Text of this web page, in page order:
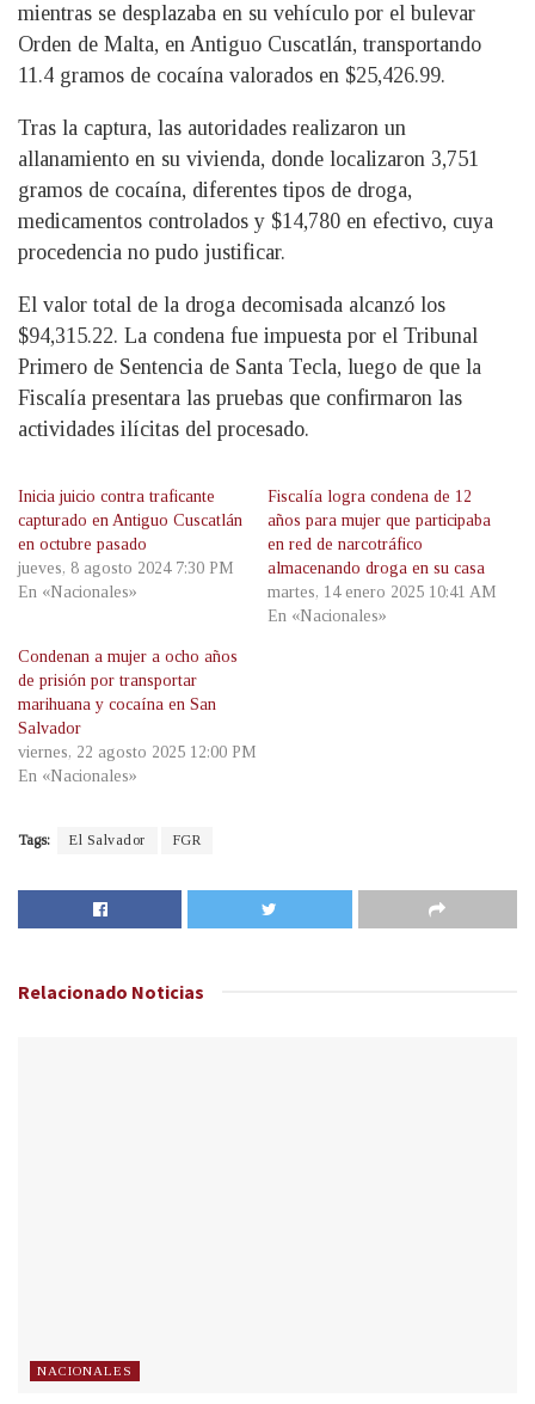
mientras se desplazaba en su vehículo por el bulevar
Orden de Malta, en Antiguo Cuscatlán, transportando
11.4 gramos de cocaína valorados en $25,426.99.
Tras la captura, las autoridades realizaron un
allanamiento en su vivienda, donde localizaron 3,751
gramos de cocaína, diferentes tipos de droga,
medicamentos controlados y $14,780 en efectivo, cuya
procedencia no pudo justificar.
El valor total de la droga decomisada alcanzó los
$94,315.22. La condena fue impuesta por el Tribunal
Primero de Sentencia de Santa Tecla, luego de que la
Fiscalía presentara las pruebas que confirmaron las
actividades ilícitas del procesado.
Inicia juicio contra traficante
capturado en Antiguo Cuscatlán
en octubre pasado
jueves, 8 agosto 2024 7:30 PM
En «Nacionales»
Fiscalía logra condena de 12
años para mujer que participaba
en red de narcotráfico
almacenando droga en su casa
martes, 14 enero 2025 10:41 AM
En «Nacionales»
Condenan a mujer a ocho años
de prisión por transportar
marihuana y cocaína en San
Salvador
viernes, 22 agosto 2025 12:00 PM
En «Nacionales»
Tags: El Salvador FGR
Relacionado Noticias
NACIONALES